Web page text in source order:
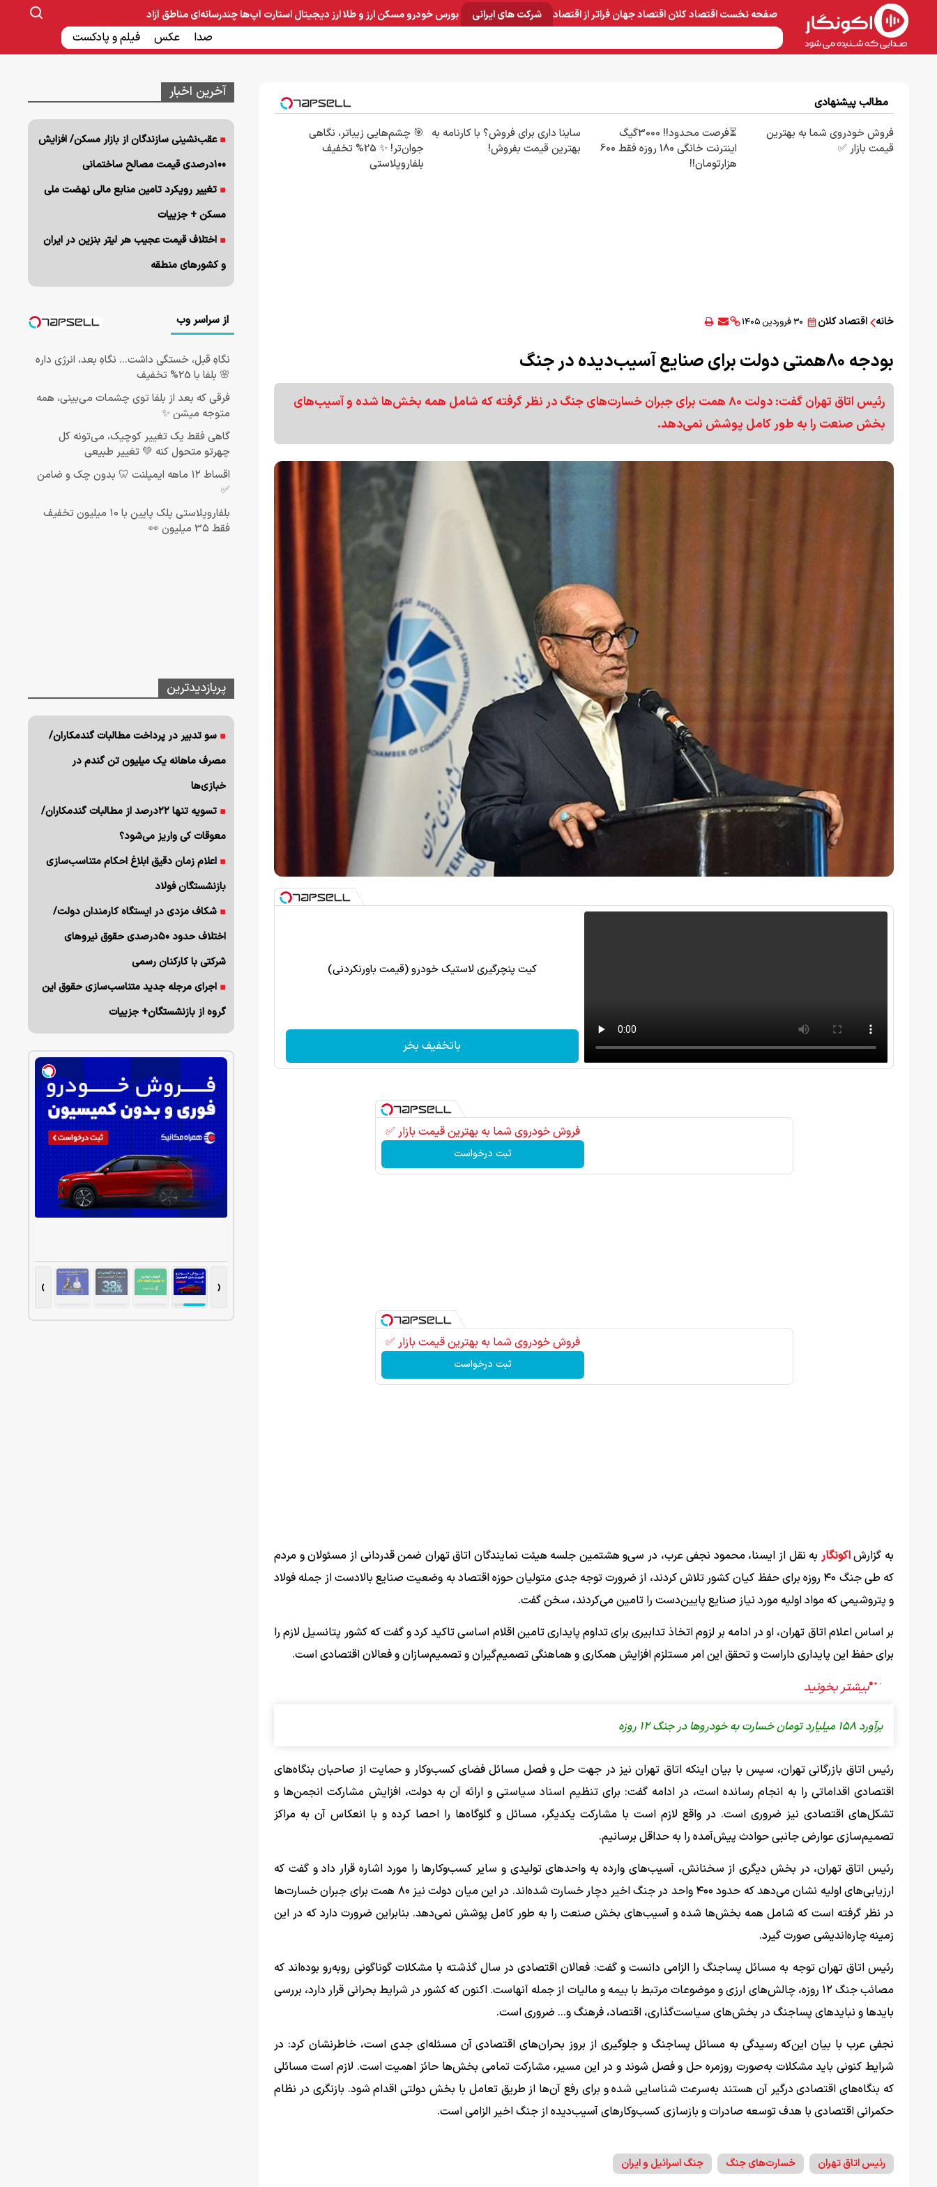
صفحه نخستاقتصاد کلاناقتصاد جهانفراتر از اقتصاد شرکت های ایرانی
صنایع غذایی و دارویی ساخت و ساز بانک و بیمه
بورسخودرومسکنارز و طلاارز دیجیتالاستارت آپ‌هاچندرسانه‌ای
صدا عکس فیلم و پادکست
مناطق آزاد
مطالب پیشنهادی
فروش خودروی شما به بهترین
قیمت بازار ✅
⏳فرصت محدود!! 3000گیگ
اینترنت خانگی 180 روزه فقط 600
هزارتومان!!
ساینا داری برای فروش؟ با کارنامه به
بهترین قیمت بفروش!
🎯 چشم‌هایی زیباتر، نگاهی
جوان‌تر! ✨ 25% تخفیف
بلفاروپلاستی
خانه اقتصاد کلان ۳۰ فروردین ۱۴۰۵
بودجه ۸۰همتی دولت برای صنایع آسیب‌دیده در جنگ
رئیس اتاق تهران گفت: دولت ۸۰ همت برای جبران خسارت‌های جنگ در نظر گرفته که شامل همه بخش‌ها شده و آسیب‌های
بخش صنعت را به طور کامل پوشش نمی‌دهد.
کیت پنچرگیری لاستیک خودرو (قیمت باورنکردنی)
باتخفیف بخر
فروش خودروی شما به بهترین قیمت بازار ✅
ثبت درخواست
فروش خودروی شما به بهترین قیمت بازار ✅
ثبت درخواست
به گزارشاکونگار به نقل از ایسنا، محمود نجفی‌ عرب، در سی‌و هشتمین جلسه هیئت نمایندگان اتاق تهران ضمن قدردانی از مسئولان و مردم
که طی جنگ ۴۰ روزه برای حفظ کیان کشور تلاش کردند، از ضرورت توجه جدی متولیان حوزه اقتصاد به وضعیت صنایع بالادست از جمله فولاد
و پتروشیمی که مواد اولیه مورد نیاز صنایع پایین‌دست را تامین‌ می‌کردند، سخن گفت.
بر اساس اعلام اتاق تهران، او در ادامه بر لزوم اتخاذ تدابیری برای تداوم پایداری تامین اقلام اساسی تاکید کرد و گفت که کشور پتانسیل لازم را
برای حفظ این پایداری داراست و تحقق این امر مستلزم افزایش همکاری و هماهنگی تصمیم‌گیران و تصمیم‌سازان و فعالان اقتصادی است.
برآورد ۱۵۸ میلیارد تومان خسارت به خودروها در جنگ ۱۲ روزه
رئیس اتاق بازرگانی تهران، سپس با بیان اینکه اتاق تهران نیز در جهت حل و فصل مسائل فضای کسب‌وکار و حمایت از صاحبان بنگاه‌های
اقتصادی اقداماتی را به انجام رسانده است، در ادامه گفت: برای تنظیم اسناد سیاستی و ارائه آن به دولت، افزایش مشارکت انجمن‌ها و
تشکل‌های اقتصادی نیز ضروری است. در واقع لازم است با مشارکت یکدیگر، مسائل و گلوگاه‌ها را احصا کرده و با انعکاس آن به مراکز
تصمیم‌سازی عوارض جانبی حوادث پیش‌آمده را به حداقل برسانیم.
رئیس اتاق تهران، در بخش دیگری از سخنانش، آسیب‌های وارده به واحدهای تولیدی و سایر کسب‌وکارها را مورد اشاره قرار داد و گفت که
ارزیابی‌های اولیه نشان می‌دهد که حدود ۴۰۰ واحد در جنگ اخیر دچار خسارت شده‌اند. در این میان دولت نیز ۸۰ همت برای جبران خسارت‌ها
در نظر گرفته است که شامل همه بخش‌ها شده و آسیب‌های بخش صنعت را به طور کامل پوشش نمی‌دهد. بنابراین ضرورت دارد که در این
زمینه چاره‌اندیشی صورت گیرد.
رئیس اتاق تهران توجه به مسائل پساجنگ را الزامی دانست و گفت: فعالان اقتصادی در سال گذشته با مشکلات گوناگونی روبه‌رو بوده‌اند که
مصائب جنگ ۱۲ روزه، چالش‌های ارزی و موضوعات مرتبط با بیمه و مالیات از جمله آنهاست. اکنون که کشور در شرایط بحرانی قرار دارد، بررسی
بایدها و نبایدهای پساجنگ در بخش‌های سیاست‌گذاری، اقتصاد، فرهنگ و... ضروری است.
نجفی عرب با بیان این‌که رسیدگی به مسائل پساجنگ و جلوگیری از بروز بحران‌های اقتصادی آن مسئله‌ای جدی است، خاطرنشان کرد: در
شرایط کنونی باید مشکلات به‌صورت روزمره حل و فصل شوند و در این مسیر، مشارکت تمامی بخش‌ها حائز اهمیت است. لازم است مسائلی
که بنگاه‌های اقتصادی درگیر آن هستند به‌سرعت شناسایی شده و برای رفع آن‌ها از طریق تعامل با بخش دولتی اقدام شود. بازنگری در نظام
حکمرانی اقتصادی با هدف توسعه صادرات و بازسازی کسب‌وکارهای آسیب‌دیده از جنگ اخیر الزامی است.
رئیس اتاق تهران خسارت‌های جنگ جنگ اسرائیل و ایران
آخرین اخبار
عقب‌نشینی سازندگان از بازار مسکن/ افزایش
۱۰۰درصدی قیمت مصالح ساختمانی
تغییر رویکرد تامین منابع مالی نهضت ملی
مسکن + جزییات
اختلاف قیمت عجیب هر لیتر بنزین در ایران
و کشورهای منطقه
از سراسر وب
نگاهِ قبل، خستگی داشت... نگاهِ بعد، انرژی داره
🌸 بلفا با 25% تخفیف
فرقی که بعد از بلفا توی چشمات می‌بینی، همه
متوجه میشن ✨
گاهی فقط یک تغییر کوچیک، می‌تونه کل
چهرتو متحول کنه 💚 تغییر طبیعی
اقساط ۱۲ ماهه ایمپلنت 🦷 بدون چک و ضامن
✅
بلفاروپلاستی پلک پایین با ۱۰ میلیون تخفیف
فقط 3۵ میلیون 👀
پربازدیدترین
سو تدبیر در پرداخت مطالبات گندمکاران/
مصرف ماهانه یک میلیون تن گندم در
خبازی‌ها
تسویه تنها ۲۲درصد از مطالبات گندمکاران/
معوقات کی واریز می‌شود؟
اعلام زمان دقیق ابلاغ احکام متناسب‌سازی
بازنشستگان فولاد
شکاف مزدی در ایستگاه کارمندان دولت/
اختلاف حدود ۵۰درصدی حقوق نیروهای
شرکتی با کارکنان رسمی
اجرای مرجله جدید متناسب‌سازی حقوق این
گروه از بازنشستگان+ جزییات
‹
›